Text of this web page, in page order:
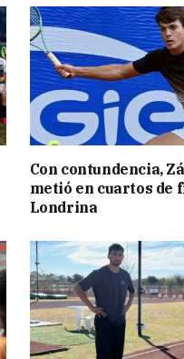
Con contundencia,
metió en cuartos de
Londrina